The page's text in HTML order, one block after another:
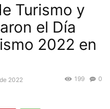
Turismo y
el Día
2022 en
2022 0
199